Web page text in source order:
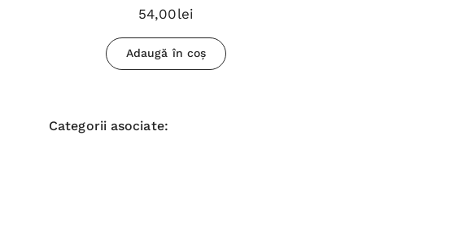
54,00lei
Adaugă în coș
Categorii asociate: